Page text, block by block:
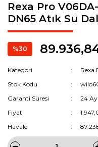
Rexa Pro
DN65 Atık Su
%30
Kategori
Rexa
Stok Kodu
Garanti Süresi
24 Ay
Fiyat
Havale